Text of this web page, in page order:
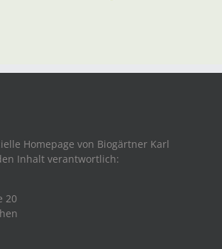
Homepage von Biogärtner Karl
Inhalt verantwortlich:
20